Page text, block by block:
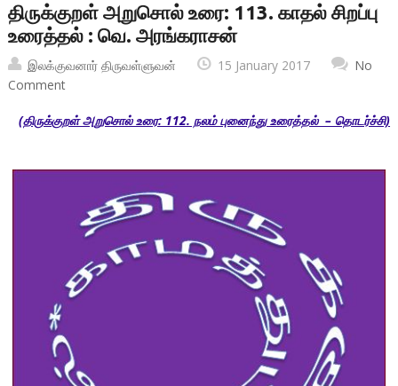
திருக்குறள் அறுசொல் உரை: 113. காதல் சிறப்பு
உரைத்தல் : வெ. அரங்கராசன்
இலக்குவனார் திருவள்ளுவன் 15 January 2017
No
Comment
(திருக்குறள் அறுசொல் உரை: 112. நலம் புனைந்து உரைத்தல் – தொடர்ச்சி)